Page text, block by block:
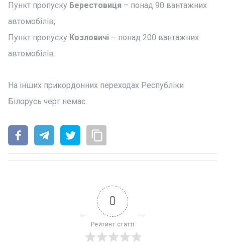
Пункт пропуску Берестовиця – понад 90 вантажних
автомобілів;
Пункт пропуску Козловичі – понад 200 вантажних
автомобілів.
На інших прикордонних переходах Республіки
Білорусь черг немає.
0
Рейтинг статті